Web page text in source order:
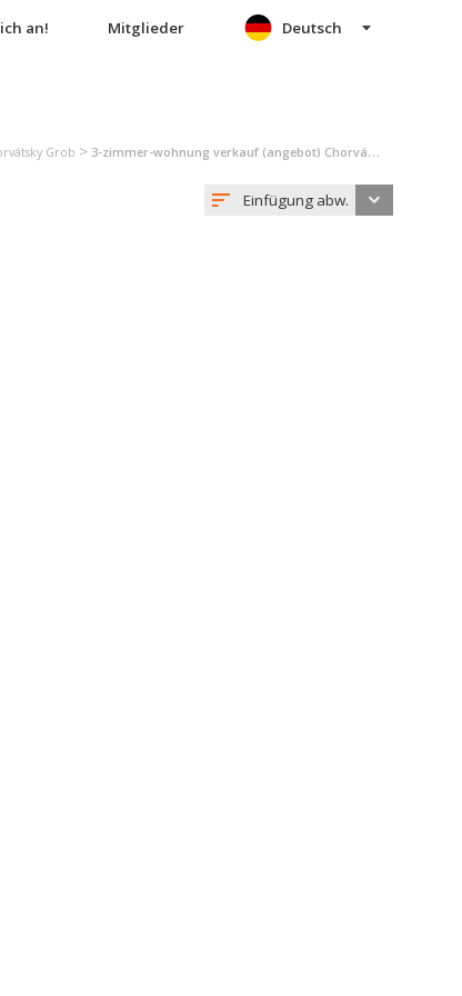
an! Mitglieder Deutsch
Grob > 3-zimmer-wohnung verkauf (angebot) Chorvátsky Grob
Einfügung abw.